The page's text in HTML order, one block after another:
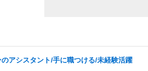
アシスタント/手に職つける/未経験活躍